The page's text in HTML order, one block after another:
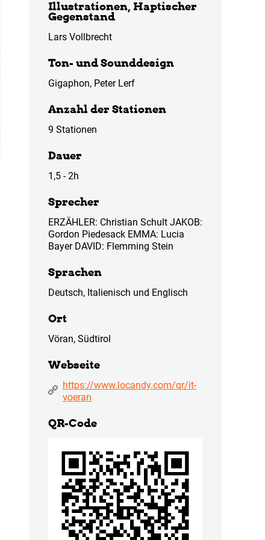
Illustrationen, Haptischer
Gegenstand
Lars Vollbrecht
Ton- und Sounddesign
Gigaphon, Peter Lerf
Anzahl der Stationen
9 Stationen
Dauer
1,5 - 2h
Sprecher
ERZÄHLER: Christian Schult JAKOB:
Gordon Piedesack EMMA: Lucia
Bayer DAVID: Flemming Stein
Sprachen
Deutsch, Italienisch und Englisch
Ort
Vöran, Südtirol
Webseite
https://www.locandy.com/qr/it-
voeran
QR-Code